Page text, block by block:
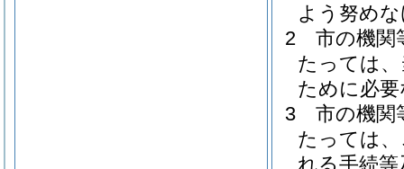
よう努め
2
市の機関
たっては
ために必
3
市の機関
たっては
れる手続